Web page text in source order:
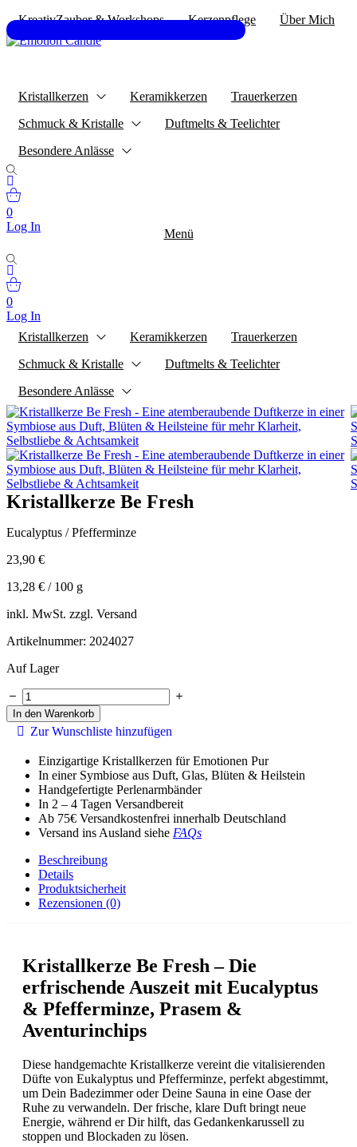
KreativZauber & Workshops Kerzenpflege Über Mich
Menü
0
Log In
Kristallkerzen
Keramikkerzen
Trauerkerzen
Schmuck & Kristalle
Duftmelts & Teelichter
Besondere Anlässe
Kristallkerzen Keramikkerzen
Trauerkerzen
Schmuck & Kristalle
Duftmelts & Teelichter
Besondere Anlässe
0
Log In
Kristallkerze Be Fresh
Eucalyptus / Pfefferminze
23,90 €
13,28 € / 100 g
inkl. MwSt. zzgl. Versand
Artikelnummer: 2024027
Auf Lager
Kristallkerze
Be
Fresh
Menge
In den Warenkorb
Zur Wunschliste hinzufügen
Einzigartige Kristallkerzen für Emotionen Pur
In einer Symbiose aus Duft, Glas, Blüten & Heilstein
Handgefertigte Perlenarmbänder
In 2 – 4 Tagen Versandbereit
Ab 75€ Versandkostenfrei innerhalb Deutschland
Versand ins Ausland siehe FAQs
Beschreibung
Details
Produktsicherheit
Rezensionen (0)
Kristallkerze Be Fresh– Die
erfrischende Auszeit mit Eucalyptus
& Pfefferminze, Prasem &
Aventurinchips
Diese handgemachte Kristallkerze vereint die vitalisierenden
Düfte von Eukalyptus und Pfefferminze, perfekt abgestimmt,
um Dein Badezimmer oder Deine Sauna in eine Oase der
Ruhe zu verwandeln. Der frische, klare Duft bringt neue
Energie, während er Dir hilft, das Gedankenkarussell zu
stoppen und Blockaden zu lösen.